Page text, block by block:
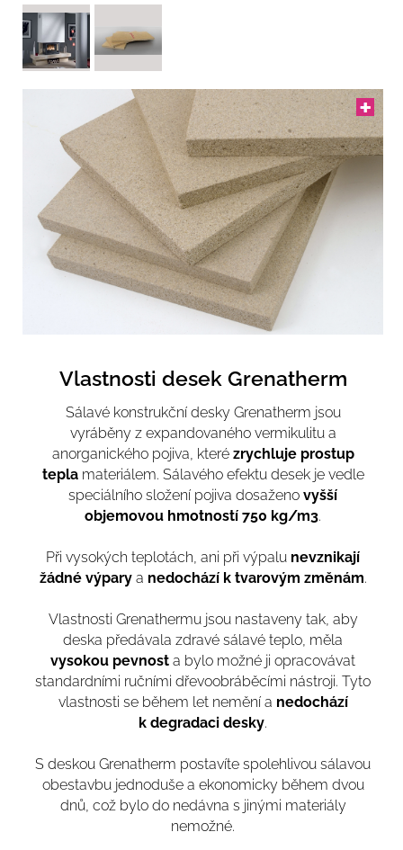
Vlastnosti desek Grenatherm
Sálavé konstrukční desky Grenatherm jsou
vyráběny z expandovaného vermikulitu a
anorganického pojiva, které zrychluje prostup
teplamateriálem. Sálavého efektu desek je vedle
speciálního složení pojiva dosaženo vyšší
objemovou hmotností 750 kg/m3.
Při vysokých teplotách, ani při výpalu nevznikají
žádné výparya nedochází k tvarovým změnám.
Vlastnosti Grenathermu jsou nastaveny tak, aby
deska předávala zdravé sálavé teplo, měla
vysokou pevnost a bylo možné ji opracovávat
standardními ručními dřevoobráběcími nástroji. Tyto
vlastnosti se během let nemění a nedochází
k degradaci desky.
S deskou Grenatherm postavíte spolehlivou sálavou
obestavbu jednoduše a ekonomicky během dvou
dnů, což bylo do nedávna s jinými materiály
nemožné.